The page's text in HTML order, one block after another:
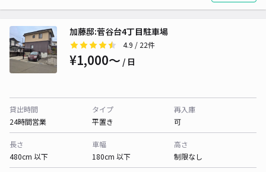
加藤邸:菅谷台4丁目駐車場
4.9 / 22件
¥1,000〜 / 日
貸出時間
24時間営業
タイプ
平置き
再入庫
可
長さ
480cm 以下
車幅
180cm 以下
高さ
制限なし